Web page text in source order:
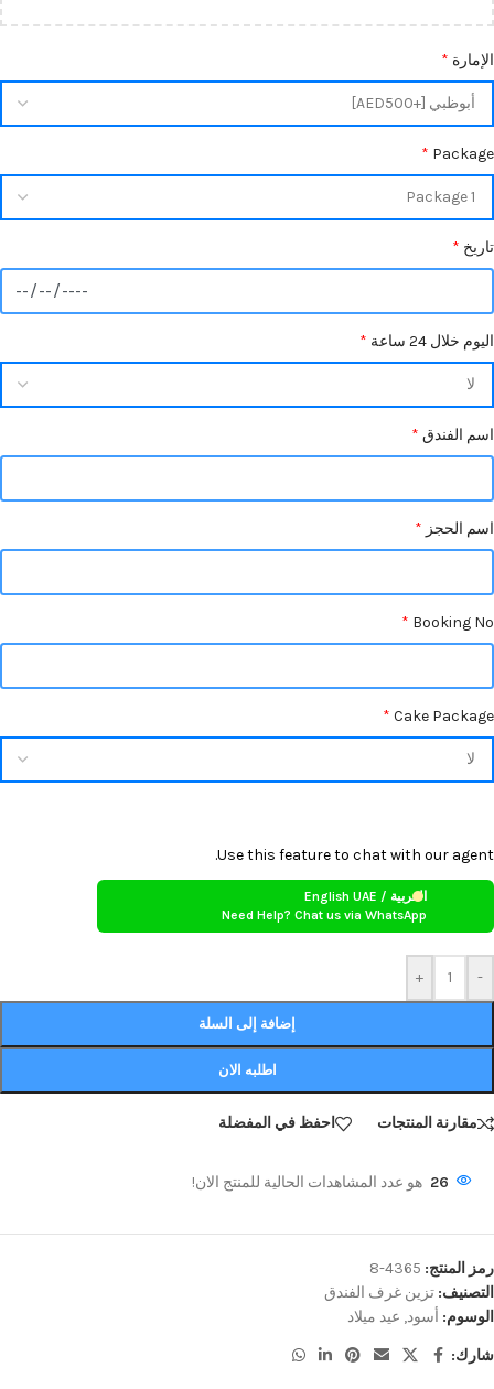
الإمارة *
Package
*
تاريخ *
اليوم خلال 24 ساعة *
اسم الفندق *
اسم الحجز *
Booking No
*
Cake Package
*
-
+
Use this feature to chat with our agent.
العربية / English UAE
Need Help? Chat us via WhatsApp
إضافة إلى السلة
اطلبه الان
مقارنة المنتجات احفظ في المفضلة
26 هو عدد المشاهدات الحالية للمنتج الان!
رمز المنتج: 4365-8
التصنيف: تزين غرف الفندق
الوسوم: أسود, عيد ميلاد
شارك: